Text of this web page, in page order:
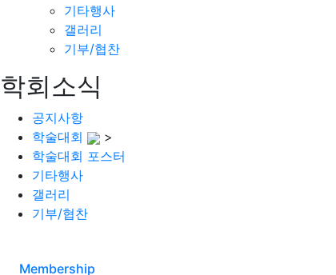
기타행사
갤러리
기부/협찬
학회소식
공지사항
학술대회
>
학술대회 포스터
기타행사
갤러리
기부/협찬
Membership